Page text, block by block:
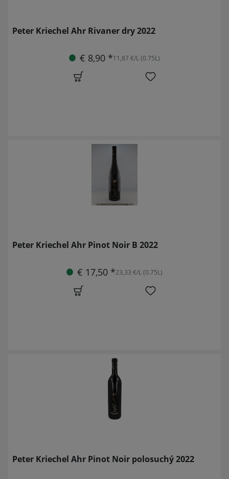
Peter Kriechel Ahr Rivaner dry 2022
€ 8,90 *11,87 €/L (0.75L)
Peter Kriechel Ahr Pinot Noir B 2022
€ 17,50 *23,33 €/L (0.75L)
Peter Kriechel Ahr Pinot Noir polosuchý 2022